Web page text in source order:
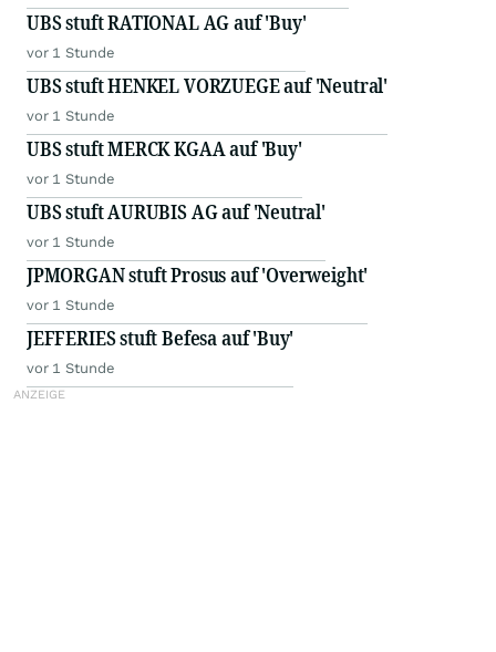
UBS stuft RATIONAL AG auf 'Buy'
vor 1 Stunde
UBS stuft HENKEL VORZUEGE auf 'Neutral'
vor 1 Stunde
UBS stuft MERCK KGAA auf 'Buy'
vor 1 Stunde
UBS stuft AURUBIS AG auf 'Neutral'
vor 1 Stunde
JPMORGAN stuft Prosus auf 'Overweight'
vor 1 Stunde
JEFFERIES stuft Befesa auf 'Buy'
vor 1 Stunde